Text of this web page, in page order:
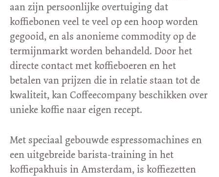
aan zijn persoonlijke overtuiging dat
koffiebonen veel te veel op een hoop worden
gegooid, en als anonieme commodity op de
termijnmarkt worden behandeld. Door het
directe contact met koffieboeren en het
betalen van prijzen die in relatie staan tot de
kwaliteit, kan Coffeecompany beschikken over
unieke koffie naar eigen recept.
Met speciaal gebouwde espressomachines en
een uitgebreide barista-training in het
koffiepakhuis in Amsterdam, is koffiezetten